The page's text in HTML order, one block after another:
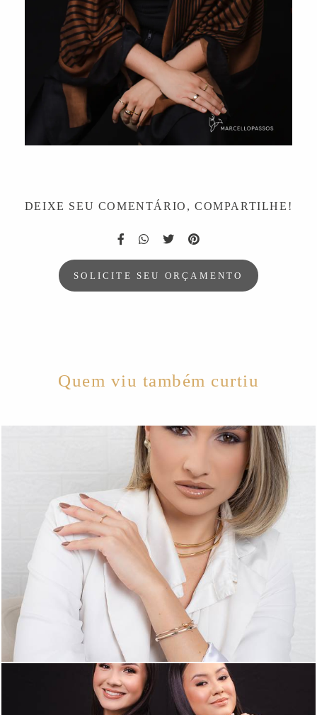
DEIXE SEU COMENTÁRIO, COMPARTILHE!
SOLICITE SEU ORÇAMENTO
Quem viu também curtiu
306 0